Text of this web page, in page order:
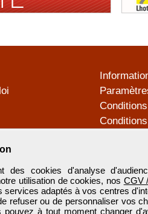
des cookies d'analyse
utilisation de cookies, nos CGV
adaptés à vos centres
refuser ou de personnaliser vos
pouvez à tout moment changer